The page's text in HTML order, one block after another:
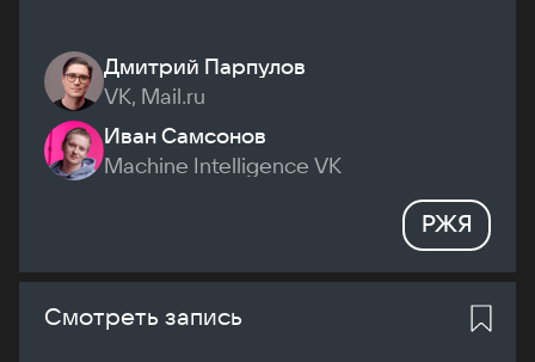
Дмитрий Парпулов
VK, Mail.ru
Иван Самсонов
Machine Intelligence VK
РЖЯ
Смотреть запись